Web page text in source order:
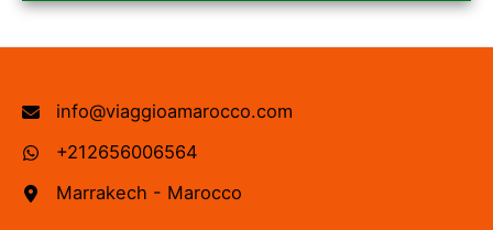
info@viaggioamarocco.com
+212656006564
Marrakech - Marocco